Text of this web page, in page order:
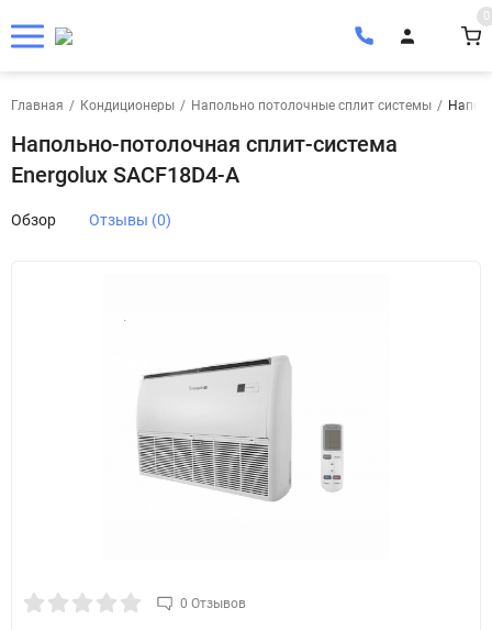
0
Главная / Кондиционеры / Напольно потолочные сплит системы /
Напольно-потолочная сплит-система
Energolux SACF18D4-A
Обзор Отзывы (0)
0 Отзывов